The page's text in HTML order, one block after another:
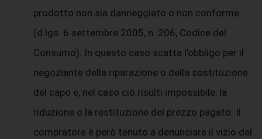
prodotto non sia danneggiato o non conforme
(d.lgs. 6 settembre 2005, n. 206, Codice del
Consumo). In questo caso scatta l’obbligo per il
negoziante della riparazione o della sostituzione
del capo e, nel caso ciò risulti impossibile, la
riduzione o la restituzione del prezzo pagato. Il
compratore è però tenuto a denunciare il vizio del